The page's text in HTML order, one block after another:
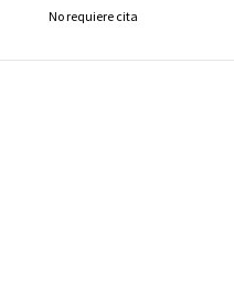
No requiere cita